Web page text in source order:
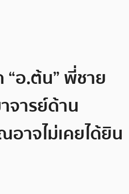
“อ.ต้น” พี่ชาย
จารย์ด้าน
าจไม่เคยได้ยิน